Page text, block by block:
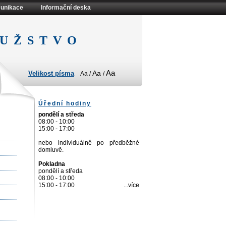
Velikost písma Aa /Aa /Aa
Úřední hodiny
pondělí a středa
08:00 - 10:00
15:00 - 17:00
nebo individuálně po předběžné
domluvě.
Pokladna
pondělí a středa
08:00 - 10:00
15:00 - 17:00
...více
Informační deska